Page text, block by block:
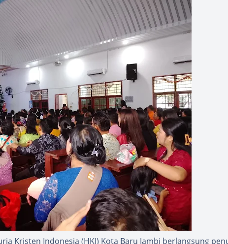
Kristen Indonesia (HKI) Kota Baru Jambi berlangsung